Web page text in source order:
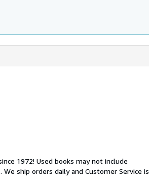
1972! Used books may not include
ship orders daily and Customer Service is